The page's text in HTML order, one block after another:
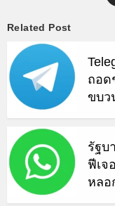
Related Post
ถอด
ขบว
รัฐบ
ฟีเจ
หลอ